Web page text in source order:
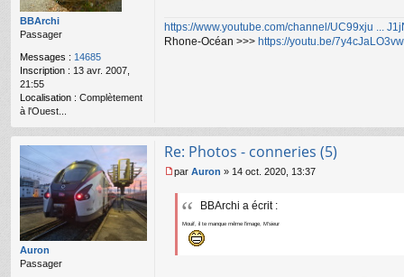
BBArchi
Passager
Messages : 14685
Inscription : 13 avr. 2007,
21:55
Localisation : Complètement
à l'Ouest...
o
n
https://www.youtube.com/channel/UC99xju ...
Rhone-Océan >>> https://youtu.be/7y4cJaLO3vw
Auron
Passager
Re: Photos - conneries (5)
e
par Auron » 14 oct. 2020, 13:37
BBArchi a écrit :
Mouif, il te manque même l'image, M'sieur